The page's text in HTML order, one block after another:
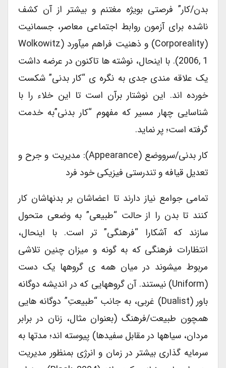
بدن/کار” فرصتی بویژه مغتنم و بیشتر از آن کشف
ناشده برای آزمون روابط اجتماعی معاصر، جسمانیت
(corporeality) و ذهنیت فراهم میآورد (Wolkowitz
2006, 1). با اینحال، نوشته ها تاکنون در عرضه داشت
یک علاقه مندی جدی به نگره ی “کار بدنی” شکست
خورده اند. این نوشتار برآن است تا این خلاء را با
شناسایی چهار مسیر که مفهوم “کار بدنی”به خدمت
گرفته است؛ پر نماید.
کار بدنی/سرووضع (appearance): مدیریت و جرح و
تعدیل قیافه و تندرستی فیزیکی خود فرد
تمامی جوامع نیاز دارند تا اعضاشان بر بدنهاشان کار
کنند تا بدن را از حالت “طبیعی” به وضعی متحول
سازند که آشکارا “فرهنگی” تر است. با اینحال،
انتظارات فرهنگی که به گونه و میزان چنین تلاشی
مربوط میشوند در میان همه ی گروهها یک دست
(uniform) نیستند. آن گروههایی که در اندیشه دوگانه
باور (dualist) غربی، به جانب “طبیعتِ” دوگانه هایی
همچون طبیعت/فرهنگ (بعنوان مثال، زنان در برابر
مردان، سیاهها در مقابل سفیدها) پیوسته اند؛ مدتها به
سرمایه گذاری بیشتر در زمان و انرژی بمنظور مدیریت